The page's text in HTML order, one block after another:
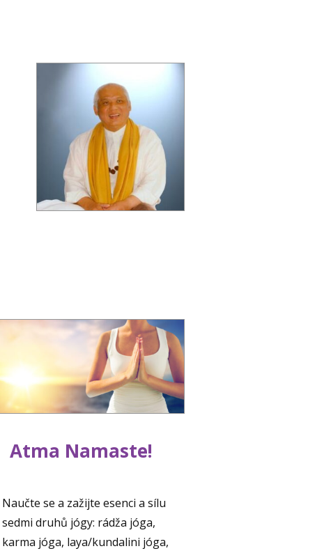
Atma Namaste!
Naučte se a zažijte esenci a sílu
sedmi druhů jógy: rádža jóga,
karma jóga, laya/kundalini jóga,